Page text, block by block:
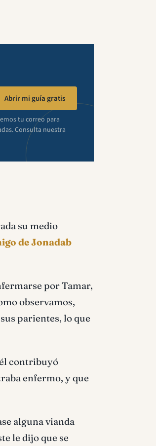
Abrir mi guía gratis
tu correo para
Consulta nuestra
su medio
de Jonadab
por Tamar,
observamos,
parientes, lo que
contribuyó
enfermo, y que
alguna vianda
le dijo que se